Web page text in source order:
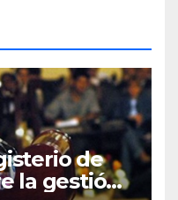
de
la gestión